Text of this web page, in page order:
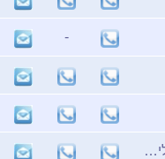
-
דורון ידלין, דולי קופלביץ